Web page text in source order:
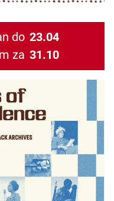
do 23.04
za 31.10